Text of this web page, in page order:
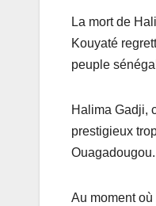
La mort de
Kouyaté
peuple
Halima Gadji,
prestigieux
Ouagadougou.
Au moment